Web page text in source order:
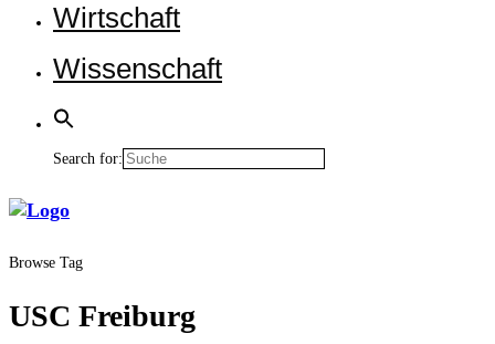
Wirt­schaft
Wis­sen­schaft
Search for:
Browse Tag
USC Freiburg